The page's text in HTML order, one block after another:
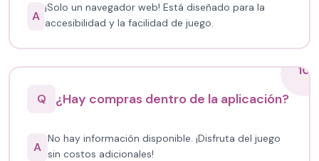
A
¡Solo un navegador web! Está diseñado para la
accesibilidad y la facilidad de juego.
10
Q
¿Hay compras dentro de la aplicación?
A
No hay información disponible. ¡Disfruta del juego
sin costos adicionales!